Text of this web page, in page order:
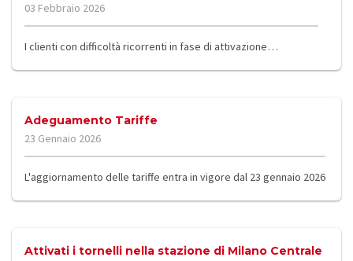
03 Febbraio 2026
I clienti con difficoltà ricorrenti in fase di attivazione…
Adeguamento Tariffe
23 Gennaio 2026
L'aggiornamento delle tariffe entra in vigore dal 23 gennaio 2026
Attivati i tornelli nella stazione di Milano Centrale